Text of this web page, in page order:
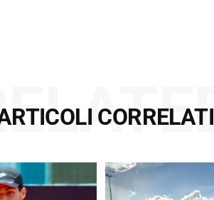
CORRELATI